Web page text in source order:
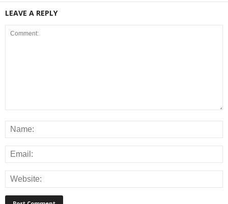
LEAVE A REPLY